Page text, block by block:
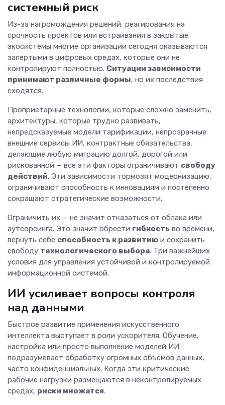
системный риск
Из-за нагромождения решений, реагирования на
срочность проектов или встраивания в закрытые
экосистемы многие организации сегодня оказываются
запертыми в цифровых средах, которые они не
контролируют полностью. Ситуации зависимости
принимают различные формы, но их последствия
сходятся.
Проприетарные технологии, которые сложно заменить,
архитектуры, которые трудно развивать,
непредсказуемые модели тарификации, непрозрачные
внешние сервисы ИИ, контрактные обязательства,
делающие любую миграцию долгой, дорогой или
рискованной — все эти факторы ограничивают свободу
действий. Эти зависимости тормозят модернизацию,
ограничивают способность к инновациям и постепенно
сокращают стратегические возможности.
Ограничить их — не значит отказаться от облака или
аутсорсинга. Это значит обрести гибкость во времени,
вернуть себе способность к развитию и сохранить
свободу технологического выбора. Три важнейших
условия для управления устойчивой и контролируемой
информационной системой.
ИИ усиливает вопросы контроля
над данными
Быстрое развитие применения искусственного
интеллекта выступает в роли ускорителя. Обучение,
настройка или просто выполнение моделей ИИ
подразумевает обработку огромных объёмов данных,
часто конфиденциальных. Когда эти критические
рабочие нагрузки размещаются в неконтролируемых
средах, риски множатся.